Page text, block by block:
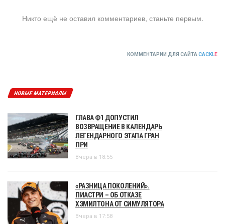
Никто ещё не оставил комментариев, станьте первым.
КОММЕНТАРИИ ДЛЯ САЙТА CACKLE
НОВЫЕ МАТЕРИАЛЫ
ГЛАВА Ф1 ДОПУСТИЛ
ВОЗВРАЩЕНИЕ В КАЛЕНДАРЬ
ЛЕГЕНДАРНОГО ЭТАПА ГРАН
ПРИ
Вчера в 18:55
«РАЗНИЦА ПОКОЛЕНИЙ».
ПИАСТРИ – ОБ ОТКАЗЕ
ХЭМИЛТОНА ОТ СИМУЛЯТОРА
Вчера в 17:58